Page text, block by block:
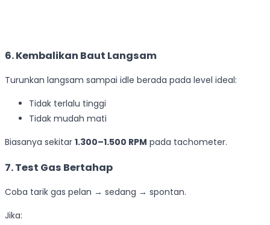
6. Kembalikan Baut Langsam
Turunkan langsam sampai idle berada pada level ideal:
Tidak terlalu tinggi
Tidak mudah mati
Biasanya sekitar 1.300–1.500 RPM pada tachometer.
7. Test Gas Bertahap
Coba tarik gas pelan → sedang → spontan.
Jika: